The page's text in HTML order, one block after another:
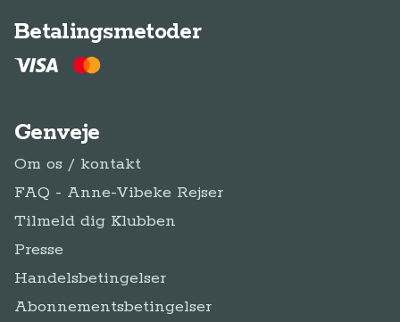
Betalingsmetoder
Genveje
Om os / kontakt
FAQ - Anne-Vibeke Rejser
Tilmeld dig Klubben
Presse
Handelsbetingelser
Abonnementsbetingelser